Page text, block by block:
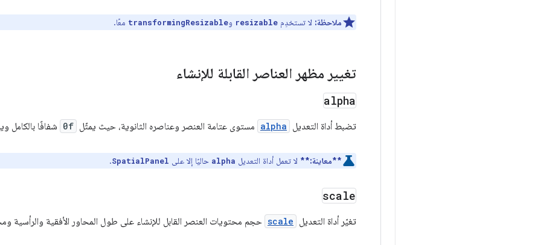
ملاحظة: لا تستخدِم resizable وtransformingResizable معًا.
تغيير مظهر العناصر القابلة للإنشاء
alpha
تضبط أداة التعديل alpha مستوى عتامة العنصر وعناصره الثانوية، حيث يمثّل 0f شفافًا بالكامل
**معاينة:** لا تعمل أداة التعديل alpha حاليًا إلا على SpatialPanel
.
scale
تغيّر أداة التعديل scale حجم محتويات العنصر القابل للإنشاء على طول المحاور الأفقية والرأسية